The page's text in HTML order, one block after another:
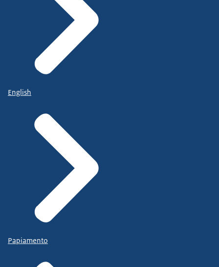
English
Papiamento